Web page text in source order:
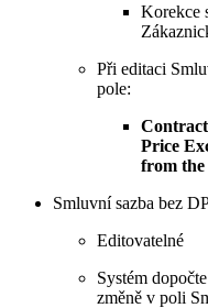
Korekce
Při editaci
pole:
Price
from the
Smluvní sazba bez
Editovatelné
Systém
změně v poli